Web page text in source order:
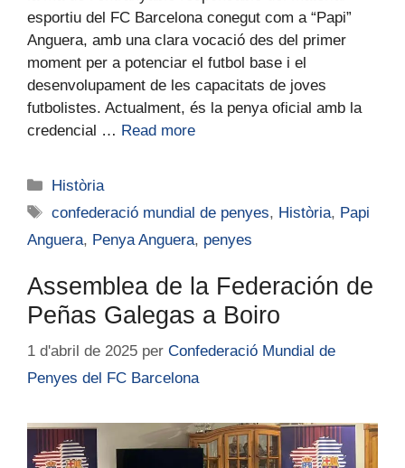
esportiu del FC Barcelona conegut com a “Papi”
Anguera, amb una clara vocació des del primer
moment per a potenciar el futbol base i el
desenvolupament de les capacitats de joves
futbolistes. Actualment, és la penya oficial amb la
credencial … Read more
Història
confederació mundial de penyes, Història, Papi
Anguera, Penya Anguera, penyes
Assemblea de la Federación de
Peñas Galegas a Boiro
1 d'abril de 2025 per Confederació Mundial de
Penyes del FC Barcelona